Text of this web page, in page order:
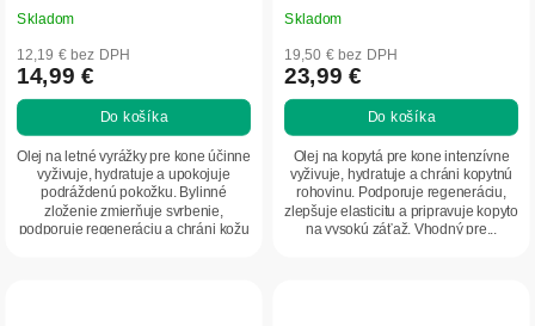
Skladom
12,19 € bez DPH
14,99 €
Do košíka
Olej na letné vyrážky pre kone účinne
vyživuje, hydratuje a upokojuje
podráždenú pokožku. Bylinné
zloženie zmierňuje svrbenie,
podporuje regeneráciu a chráni kožu
Skladom
19,50 € bez DPH
23,99 €
Do košíka
Olej na kopytá pre kone intenzívne
vyživuje, hydratuje a chráni kopytnú
rohovinu. Podporuje regeneráciu,
zlepšuje elasticitu a pripravuje kopyto
na vysokú záťaž. Vhodný pre...